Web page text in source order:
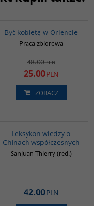
Być kobietą w Oriencie
Praca zbiorowa
48.00PLN
25.00PLN
ZOBACZ
Leksykon wiedzy o
Chinach współczesnych
Sanjuan Thierry (red.)
42.00PLN